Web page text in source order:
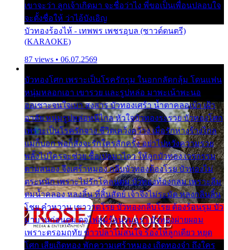
เขาจะว่า ลูกเจ้าเกิดมา จะชื่อว่าไง พี่ขอเป็นเพื่อนปลอบใจ
จะตั้งชื่อให้ ว่าไอ้บังเอิญ
บัวทองร้องไห้ - เทพพร เพชรอุบล (ซาวด์ดนตรี)
(KARAOKE)
87 views • 06.07.2569
บัวทองโศก เพราะเป็นโรครักรุม ในอกกลัดกลุ้ม โดนแฟน
หนุ่มหลอกเอา เขารวย และรูปหล่อ มาพะเน้าพะนอ
ออเซาะจนใจเบา สงสาร บัวทองเศร้า น้ำตาคลอเบ้า เฝ้า
อาลัย หนุ่มรูปหล่อหนีไกล หัวใจบัวทองระรวย บัวทองโศก
เพราะเป็นโรครักจาง ชีวิตเคว้งคว้าง เมื่อรักห่างร้างไกล
แม่ก็บอก พ่อก็สั่งจะรักใครสักครั้ง อย่าไปหวังความรวย
พลั้งไปใครจะช่วย ซื้อเปลมาไกว ให้ลูกบัวทอง เวรกรรม
ตามสนอง จึงเศร้าหมอง กลีบบัวทองต้องโรย บัวทองไม่
ตระหนัก เพราะไม่รักโคลนตม บัวทองท้องกลม เพราะลืม
ตมน้ำคลอง หลงลิ้น ที่สิ้นสัตย์ เจ้าจึงไม่ระมัด หลงกลิ่นลิ้น
โชย คำหวาน เขาวาดโรย บัวทองกลีบโรย ต้องร้อนรุม บัว
มาบานก่อนตูม ดุจไฟสุมร้อนรุมอุรา บัวทองผ่ายผอม
เพราะตรอมฤทัย ข้าวปลาไม่สนใจ ร้องไห้ลูกเดียว หยุด
โศก เสียเถิดทอง พักความเศร้าหมอง เถิดทองจ๋า ถึงใคร